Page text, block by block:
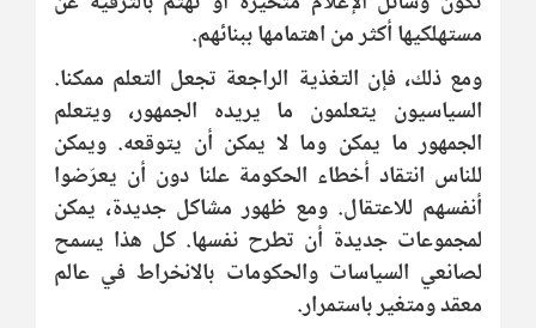
مستهلكيها أكثر من اهتمامها ببنائهم.
ومع ذلك، فإن التغذية الراجعة تجعل التعلم ممكنا.
السياسيون يتعلمون ما يريده الجمهور، ويتعلم
الجمهور ما يمكن وما لا يمكن أن يتوقعه. ويمكن
للناس انتقاد أخطاء الحكومة علنا دون أن يعرّضوا
أنفسهم للاعتقال. ومع ظهور مشاكل جديدة، يمكن
لمجموعات جديدة أن تطرح نفسها. كل هذا يسمح
لصانعي السياسات والحكومات بالانخراط في عالم
معقد ومتغير باستمرار.